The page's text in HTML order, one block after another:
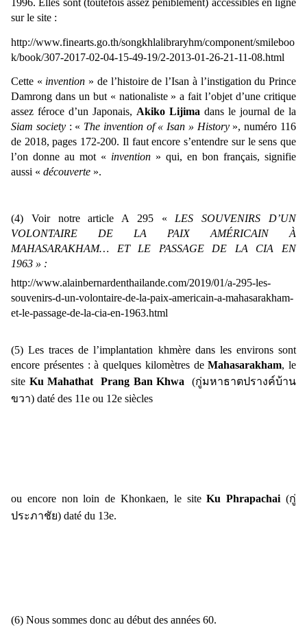
1996. Elles sont (toutefois assez péniblement) accessibles en ligne
sur le site :
http://www.finearts.go.th/songkhlalibraryhm/component/smileboo
k/book/307-2017-02-04-15-49-19/2-2013-01-26-21-11-08.html
Cette « invention » de l’histoire de l’Isan à l’instigation du Prince
Damrong dans un but « nationaliste » a fait l’objet d’une critique
assez féroce d’un Japonais, Akiko Lijima dans le journal de la
Siam society : « The invention of « Isan » History», numéro 116
de 2018, pages 172-200. Il faut encore s’entendre sur le sens que
l’on donne au mot « invention » qui, en bon français, signifie
aussi « découverte ».
(4) Voir notre article A 295 « LES SOUVENIRS D’UN
VOLONTAIRE DE LA PAIX AMÉRICAIN À
MAHASARAKHAM… ET LE PASSAGE DE LA CIA EN
1963 » :
http://www.alainbernardenthailande.com/2019/01/a-295-les-
souvenirs-d-un-volontaire-de-la-paix-americain-a-mahasarakham-
et-le-passage-de-la-cia-en-1963.html
(5) Les traces de l’implantation khmère dans les environs sont
encore présentes : à quelques kilomètres deMahasarakham, le
site Ku Mahathat Prang Ban Khwa (กู่มหาธาตปรางค์บ้าน
ขวา) daté des 11e ou 12e siècles
ou encore non loin de Khonkaen, le siteKu Phrapachai(กู่
ประภาชัย) daté du 13e.
(6) Nous sommes donc au début des années 60.